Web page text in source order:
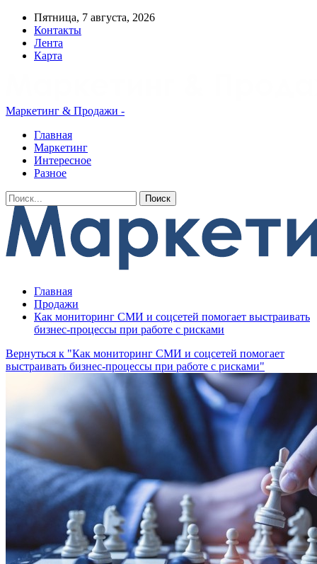
Пятница, 7 августа, 2026
Контакты
Лента
Карта
Маркетинг & Продажи -
Главная
Маркетинг
Интересное
Разное
Главная
Продажи
Как мониторинг СМИ и соцсетей помогает выстраивать
бизнес-процессы при работе с рисками
Вернуться к "Как мониторинг СМИ и соцсетей помогает
выстраивать бизнес-процессы при работе с рисками"